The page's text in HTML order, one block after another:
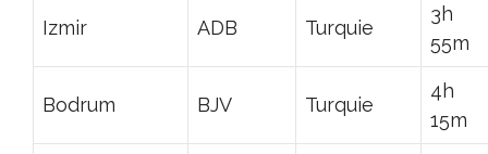
Izmir ADB Turquie
3h
55m
Bodrum BJV Turquie
4h
15m